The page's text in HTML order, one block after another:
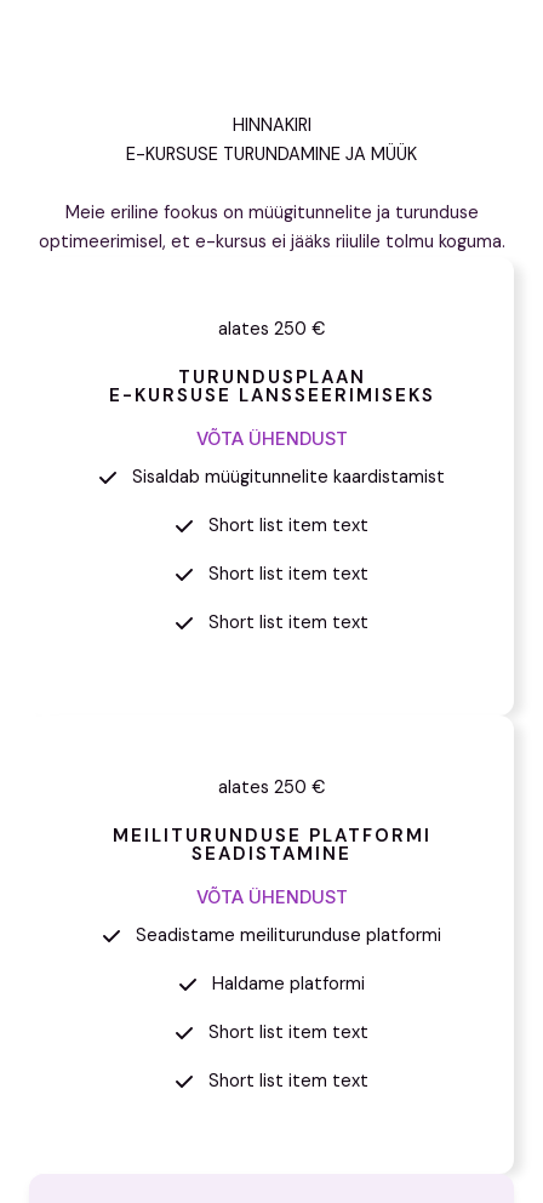
HINNAKIRI
E-KURSUSE TURUNDAMINE JA MÜÜK
Meie eriline fookus on müügitunnelite ja turunduse
optimeerimisel, et e-kursus ei jääks riiulile tolmu koguma.
alates 250 €
TURUNDUSPLAAN
E-KURSUSE LANSSEERIMISEKS
VÕTA ÜHENDUST
Sisaldab müügitunnelite kaardistamist
Short list item text
Short list item text
Short list item text
alates 250 €
MEILITURUNDUSE PLATFORMI
SEADISTAMINE
VÕTA ÜHENDUST
Seadistame meiliturunduse platformi
Haldame platformi
Short list item text
Short list item text